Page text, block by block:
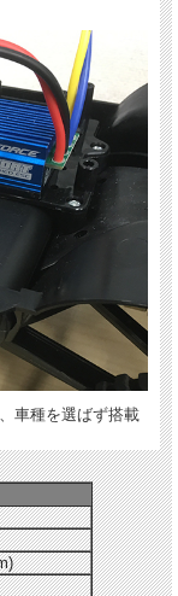
車種を選ばず搭載